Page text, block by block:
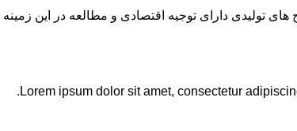
دارای توجیه اقتصادی و مطالعه در این
Lorem ipsum dolor sit amet, consectetur